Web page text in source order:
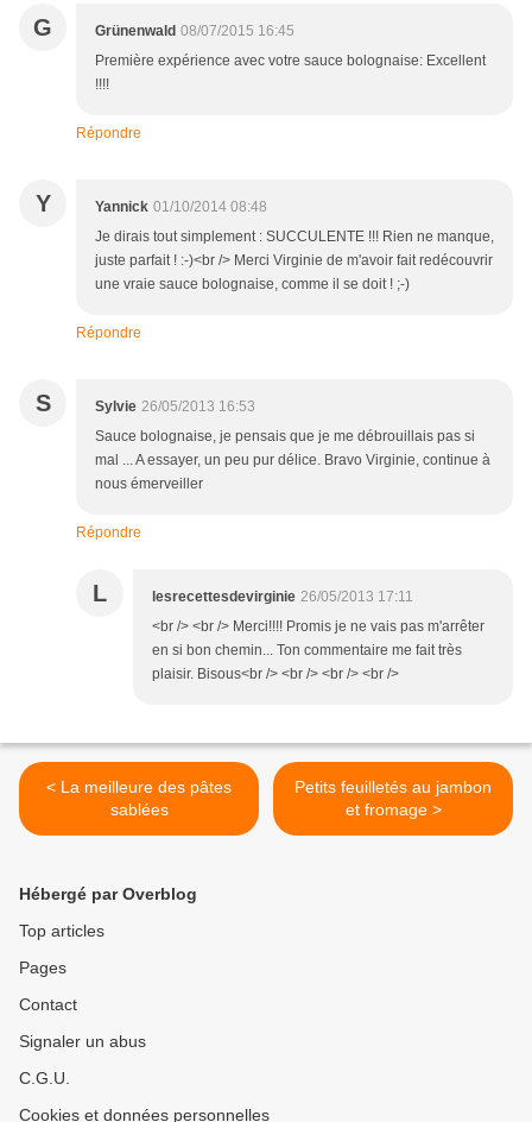
G Grünenwald 08/07/2015 16:45
Première expérience avec votre sauce bolognaise: Excellent
!!!!
Répondre
Y Yannick 01/10/2014 08:48
Je dirais tout simplement : SUCCULENTE !!! Rien ne manque,
juste parfait ! :-)<br /> Merci Virginie de m'avoir fait redécouvrir
une vraie sauce bolognaise, comme il se doit ! ;-)
Répondre
S Sylvie 26/05/2013 16:53
Sauce bolognaise, je pensais que je me débrouillais pas si
mal ... A essayer, un peu pur délice. Bravo Virginie, continue à
nous émerveiller
Répondre
L lesrecettesdevirginie 26/05/2013 17:11
<br /> <br /> Merci!!!! Promis je ne vais pas m'arrêter
en si bon chemin... Ton commentaire me fait très
plaisir. Bisous<br /> <br /> <br /> <br />
< La meilleure des pâtes
sablées
Petits feuilletés au jambon
et fromage >
Hébergé par Overblog
Top articles
Pages
Contact
Signaler un abus
C.G.U.
Cookies et données personnelles